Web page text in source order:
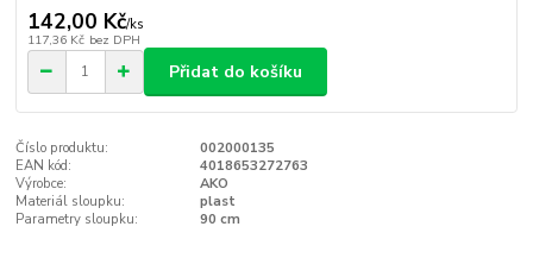
142,00 Kč/ks
117,36 Kč bez DPH
Přidat do košíku
Číslo produktu:
002000135
EAN kód:
4018653272763
Výrobce:
AKO
Materiál sloupku:
plast
Parametry sloupku:
90 cm